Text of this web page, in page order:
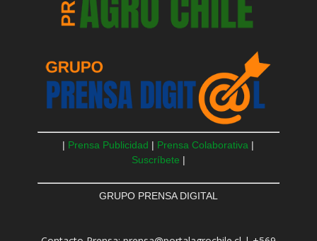
| Prensa Publicidad | Prensa Colaborativa |
Suscríbete |
GRUPO PRENSA DIGITAL